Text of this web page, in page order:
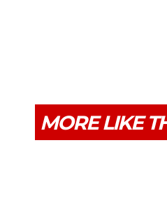
MORE LIKE